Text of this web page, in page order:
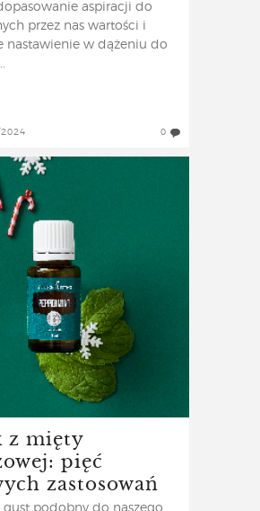
aspiracji do
przez nas wartości i
nastawienie w dążeniu do
0
z mięty
pięć
zastosowań